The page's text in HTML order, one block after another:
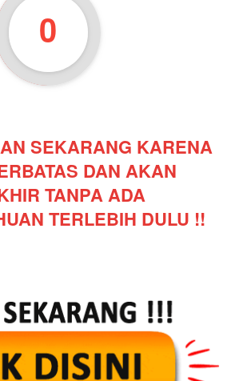
59
SEKARANG KARENA
DAN AKAN
TANPA ADA
TERLEBIH DULU !!